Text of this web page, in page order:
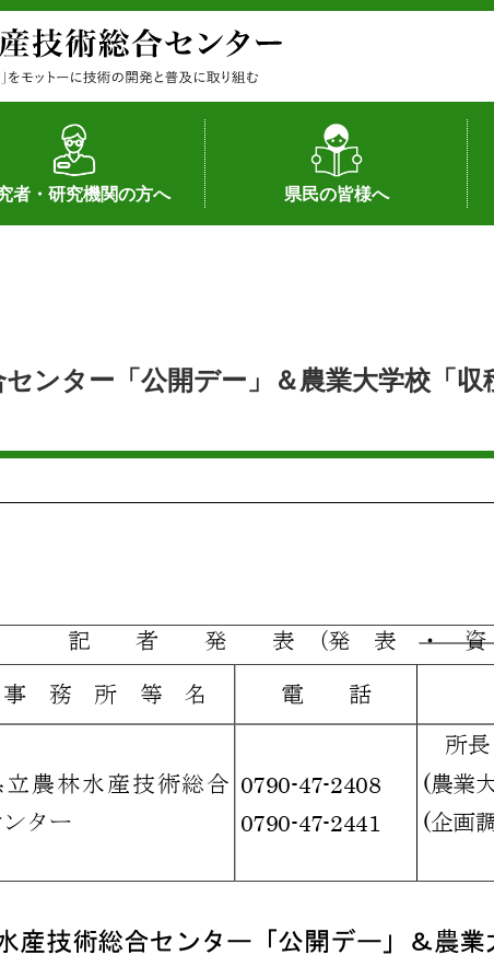
者・研究機関の方へ
の紹介
研究の成果
連携
産の保有状況（特許）
産の保有状況（品種）
の受入
動不正行為への対応
究資金への対応
県民の皆様へ
作物や園芸に関する新技術
畜産に関する新技術
森林林業に関する新技術
病害虫に関する新技術
食品加工に関する新技術
水産に関する新技術
作物や園芸に関する豆知識
病害虫に関する豆知識
畜産に関する豆知識
水産に関する豆知識
バイテク・農業環境・機械関係
食品加工に関する豆知識
森林林業に関する豆知識
センター「公開デー」＆農業大学校「